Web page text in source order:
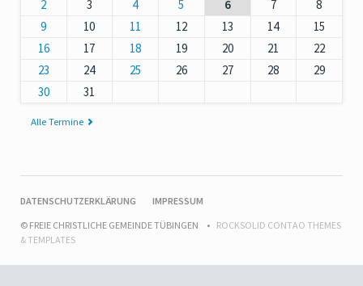
2
3 4 5 6 7
8
9
10 11 12 13 14
15
16
17 18 19 20 21
22
23
24 25 26 27 28
29
30
31
Alle Termine
NAVIGATION
DATENSCHUTZERKLÄRUNG
IMPRESSUM
© FREIE CHRISTLICHE GEMEINDE TÜBINGEN
ROCKSOLID CONTAO THEMES
& TEMPLATES